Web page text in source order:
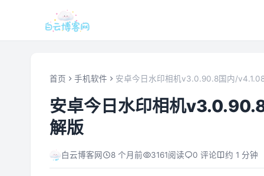
首页 手机软件 安卓今日水印相机v3.0.90.8国内/
安卓今日水印相机
解版
白云博客网 8 个月前 3161阅读 0 评论 约 1 分钟